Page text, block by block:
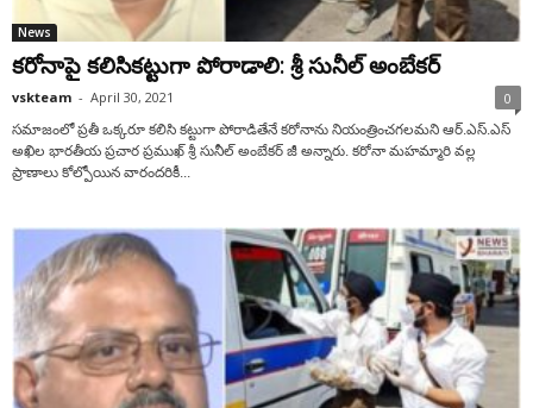
News
క‌రోనాపై క‌లిసిక‌ట్టుగా పోరాడాలి: శ్రీ సునీల్ అంబేక‌ర్
vskteam - April 30, 2021 0
స‌మాజంలో ప్ర‌తీ ఒక్క‌రూ క‌లిసి క‌ట్టుగా పోరాడితేనే క‌రోనాను నియంత్రించ‌గ‌ల‌మ‌ని ఆర్‌.ఎస్‌.ఎస్
అఖిల భార‌తీయ ప్ర‌చార ప్ర‌ముఖ్ శ్రీ సునీల్ అంబేక‌ర్ జీ అన్నారు. కరోనా మహమ్మారి వ‌ల్ల
ప్రాణాలు కోల్పోయిన వారందరికీ...